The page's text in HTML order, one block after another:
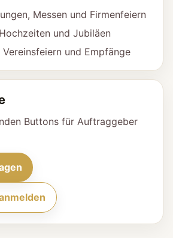
Messen und Firmenfeiern
und Jubiläen
und Empfänge
Buttons für Auftraggeber